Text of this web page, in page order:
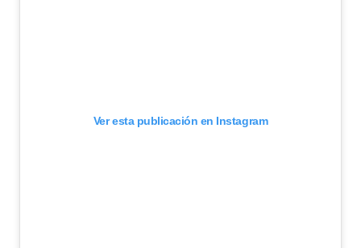
Ver esta publicación en Instagram